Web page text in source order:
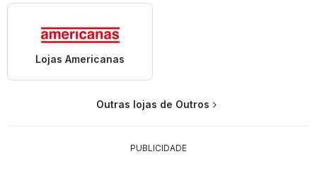
Lojas Americanas
Outras lojas de Outros
PUBLICIDADE